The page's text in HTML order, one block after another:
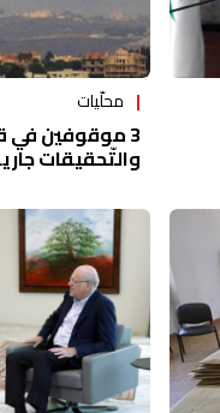
محلّيات
3 موقوفين في
والتّحقيقات